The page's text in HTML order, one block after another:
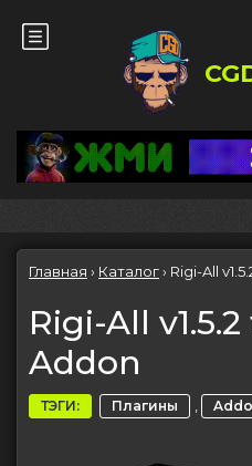
Главная › Каталог› Rigi-All
Rigi-All
Addon
ТЭГИ: Плагины ,